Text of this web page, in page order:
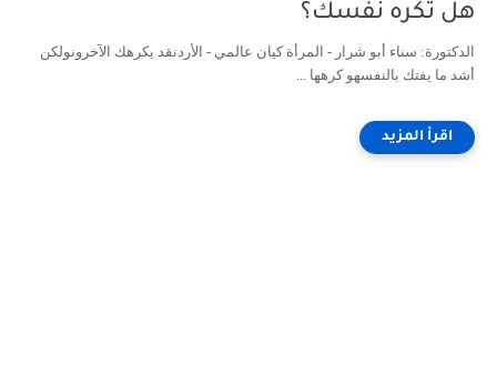
هل تكره نفسك؟
الدكتورة: سناء أبو شرار - المرأة كيان عالمي - الأردنقد يكرهك الآخرونولكن
أشد ما يفتك بالنفسهو كرهها ...